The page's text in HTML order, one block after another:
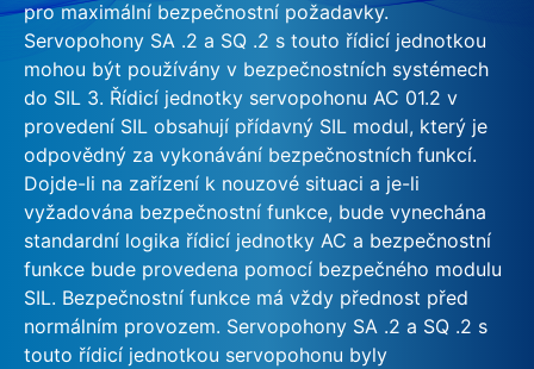
pro maximální bezpečnostní požadavky.
Servopohony SA .2 a SQ .2 s touto řídicí jednotkou
mohou být používány v bezpečnostních systémech
do SIL 3. Řídicí jednotky servopohonu AC 01.2 v
provedení SIL obsahují přídavný SIL modul, který je
odpovědný za vykonávání bezpečnostních funkcí.
Dojde-li na zařízení k nouzové situaci a je-li
vyžadována bezpečnostní funkce, bude vynechána
standardní logika řídicí jednotky AC a bezpečnostní
funkce bude provedena pomocí bezpečného modulu
SIL. Bezpečnostní funkce má vždy přednost před
normálním provozem. Servopohony SA .2 a SQ .2 s
touto řídicí jednotkou servopohonu byly